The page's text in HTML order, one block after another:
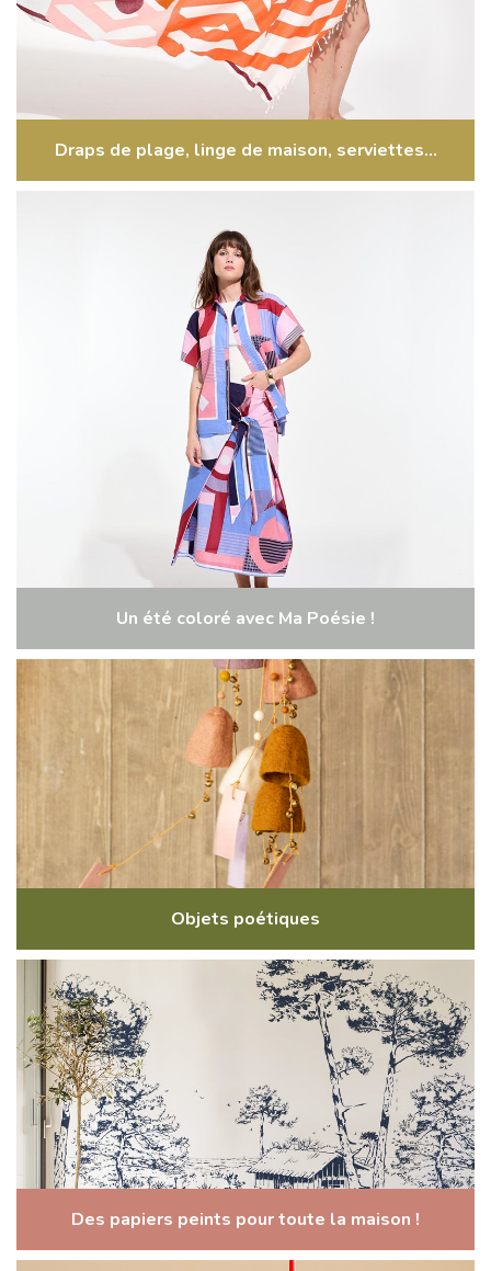
Draps de plage, linge de maison, serviettes...
Un été coloré avec Ma Poésie !
Objets poétiques
Des papiers peints pour toute la maison !